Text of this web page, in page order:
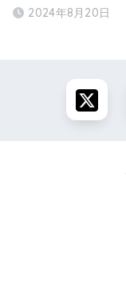
2024年8月20日